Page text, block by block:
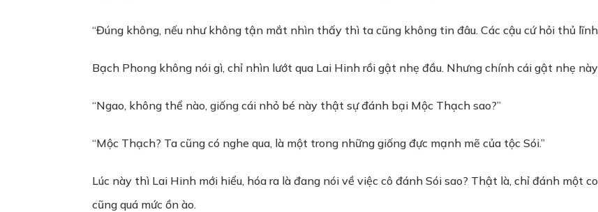
“Đúng không, nếu như không tận mắt nhìn thấy thì ta cũng không tin đâu. Các cậu cứ hỏi thủ lĩnh
Bạch Phong không nói gì, chỉ nhìn lướt qua Lai Hinh rồi gật nhẹ đầu. Nhưng chính cái gật nhẹ
“Ngao, không thể nào, giống cái nhỏ bé này thật sự đánh bại Mộc Thạch sao?”
“Mộc Thạch? Ta cũng có nghe qua, là một trong những giống đực mạnh mẽ của tộc Sói.”
Lúc này thì Lai Hinh mới hiểu, hóa ra là đang nói về việc cô đánh Sói sao? Thật là, chỉ đánh một
cũng quá mức ồn ào.